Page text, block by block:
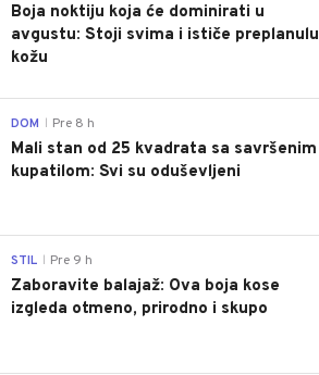
Boja noktiju koja će dominirati u
avgustu: Stoji svima i ističe preplanulu
kožu
DOM Pre 8 h
Mali stan od 25 kvadrata sa savršenim
kupatilom: Svi su oduševljeni
STIL Pre 9 h
Zaboravite balajaž: Ova boja kose
izgleda otmeno, prirodno i skupo